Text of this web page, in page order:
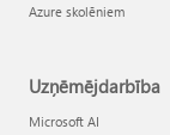
Azure skolēniem
Uzņēmējdarbība
Microsoft AI